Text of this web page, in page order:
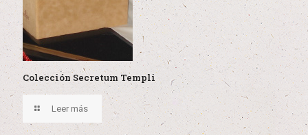
Colección Secretum Templi
Leer más